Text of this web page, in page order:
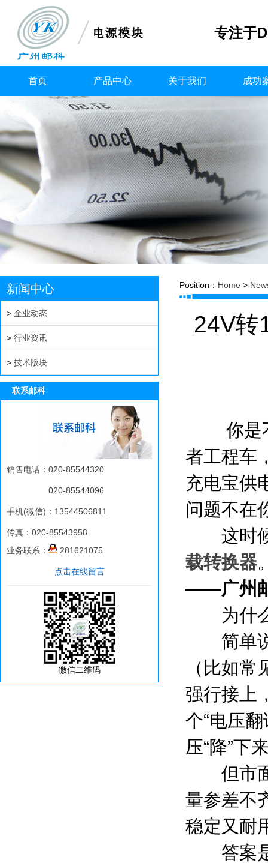
专注于
首页 产品中心 关于我们 成功
新闻中心
> 企业动态
> 行业资讯
> 技术版块
联系邮科
销售电话：020-85544320
020-85544096
手机(微信)：13544506811
传真：020-85543958
业务联系：
281621075
点击在线留言
微信二维码
Position： Home >
24V转
你是不
者工程车
充电宝供
问题不在
这时候
载转换器
——广州
为什么
简单说
（比如
强行接上
个“电压
压“降”下
但市面
量参差不
稳定又耐
答案是